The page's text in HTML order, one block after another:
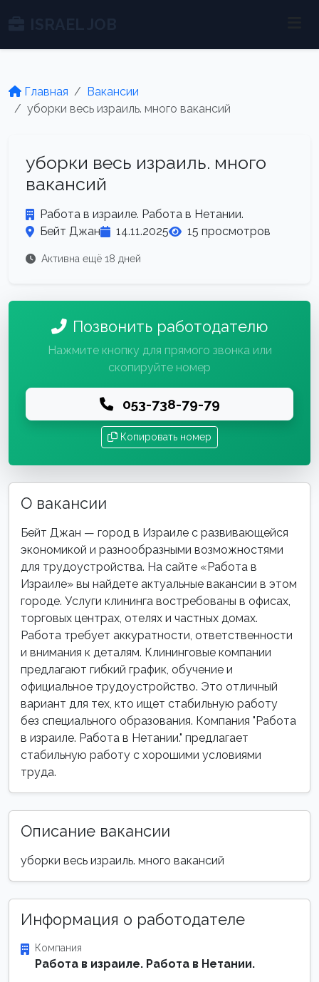
Главная
Вакансии
уборки весь израиль. много вакансий
уборки весь израиль. много
вакансий
Работа в израиле. Работа в Нетании.
Бейт Джан
14.11.2025 15 просмотров
Активна ещё 18 дней
Позвонить работодателю
Нажмите кнопку для прямого звонка или
скопируйте номер
053-738-79-79
Копировать номер
О вакансии
Бейт Джан — город в Израиле с развивающейся
экономикой и разнообразными возможностями
для трудоустройства. На сайте «Работа в
Израиле» вы найдете актуальные вакансии в этом
городе. Услуги клининга востребованы в офисах,
торговых центрах, отелях и частных домах.
Работа требует аккуратности, ответственности
и внимания к деталям. Клининговые компании
предлагают гибкий график, обучение и
официальное трудоустройство. Это отличный
вариант для тех, кто ищет стабильную работу
без специального образования. Компания "Работа
в израиле. Работа в Нетании." предлагает
стабильную работу с хорошими условиями
труда.
Описание вакансии
уборки весь израиль. много вакансий
Информация о работодателе
Компания
Работа в израиле. Работа в Нетании.